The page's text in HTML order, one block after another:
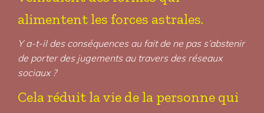
alimentent les forces astrales.
Y a-t-il des conséquences au fait de ne pas s’abstenir
de porter des jugements au travers des réseaux
sociaux ?
Cela réduit la vie de la personne qui